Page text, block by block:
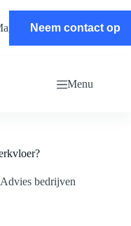
Contact
Neem contact op
Menu
Advies bedrijven